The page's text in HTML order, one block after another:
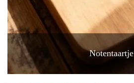
Notentaartje